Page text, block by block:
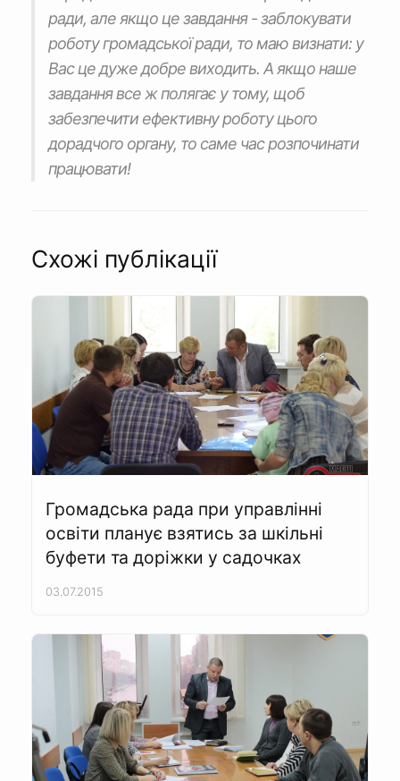
ради, але якщо це завдання - заблокувати
роботу громадської ради, то маю визнати: у
Вас це дуже добре виходить. А якщо наше
завдання все ж полягає у тому, щоб
забезпечити ефективну роботу цього
дорадчого органу, то саме час розпочинати
працювати!
Схожі публікації
Громадська рада при управлінні
освіти планує взятись за шкільні
буфети та доріжки у садочках
03.07.2015